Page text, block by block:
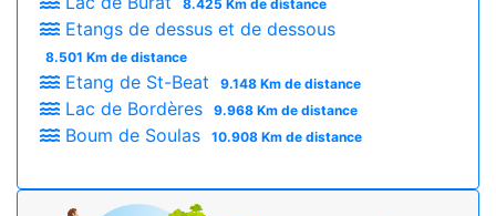
8.425 Km de distance
Etangs de dessus et de dessous
8.501 Km de distance
Etang de St-Beat 9.148 Km de distance
Lac de Bordères 9.968 Km de distance
Boum de Soulas 10.908 Km de distance